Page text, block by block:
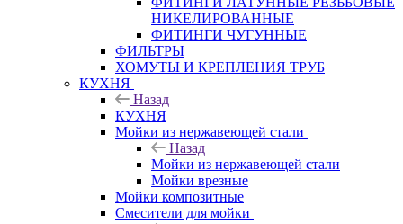
НИКЕЛИРОВАННЫЕ
ФИТИНГИ ЧУГУННЫЕ
ФИЛЬТРЫ
ХОМУТЫ И КРЕПЛЕНИЯ ТРУБ
КУХНЯ
Назад
КУХНЯ
Мойки из нержавеющей стали
Назад
Мойки из нержавеющей стали
Мойки врезные
Мойки композитные
Смесители для мойки